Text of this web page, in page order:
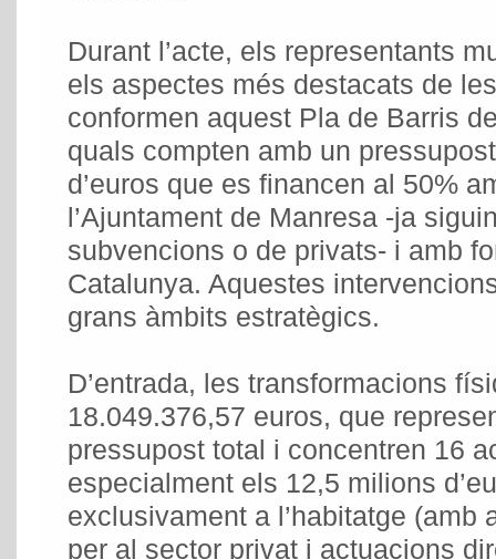
Durant l’acte, els representants
els aspectes més destacats de
conformen aquest Pla de Barris
quals compten amb un
d’euros que es financen al 50%
l’Ajuntament de Manresa -ja
subvencions o de privats- i amb
Catalunya. Aquestes
grans àmbits estratègics.
D’entrada, les transformacions
18.049.376,57 euros, que
pressupost total i concentren 16
especialment els 12,5 milions
exclusivament a l’habitatge (amb
per al sector privat i actuacions